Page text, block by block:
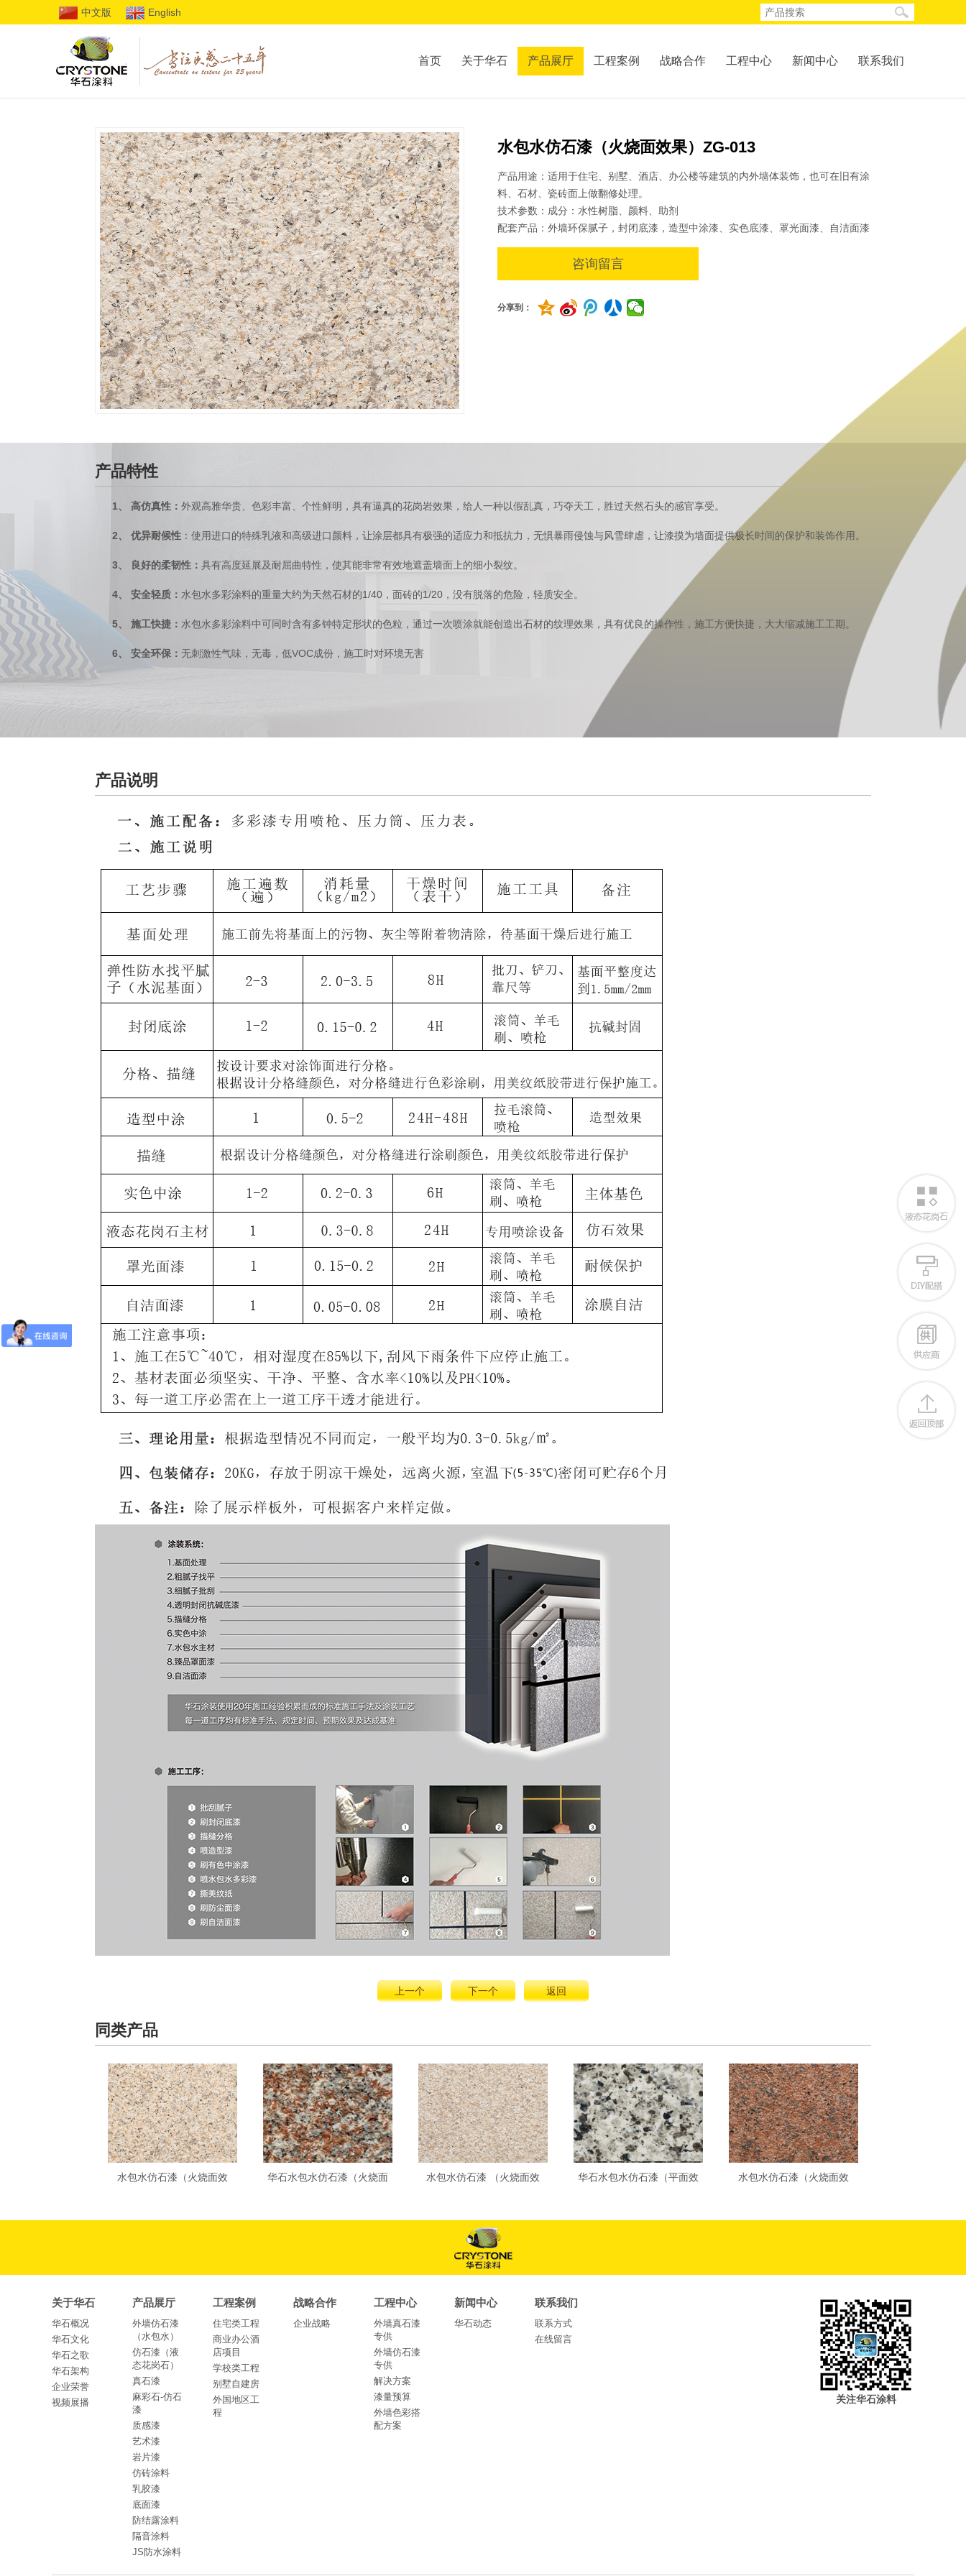
中文版 English
首页 关于华石 产品展厅 工程案例 战略合作 工程中心 新闻中心 联系我们
水包水仿石漆（火烧面效果）ZG-013
产品用途：适用于住宅、别墅、酒店、办公楼等建筑的内外墙体装饰，也可在旧有涂
料、石材、瓷砖面上做翻修处理。
技术参数：成分：水性树脂、颜料、助剂
配套产品：外墙环保腻子，封闭底漆，造型中涂漆、实色底漆、罩光面漆、自洁面漆
咨询留言
分享到：
产品特性
1、 高仿真性 ： 外观高雅华贵、色彩丰富、个性鲜明，具有逼真的花岗岩效果，给人一种以假乱真，巧夺天工，胜过天然石头的感官享受。
2、 优异耐候性 ：使用进口的特殊乳液和高级进口颜料，让涂层都具有极强的适应力和抵抗力，无惧暴雨侵蚀与风雪肆虐，让漆摸为墙面提供极长时间的保护和装饰作用。
3、 良好的柔韧性： 具有高度延展及耐屈曲特性，使其能非常有效地遮盖墙面上的细小裂纹。
4、 安全轻质 ： 水包水多彩涂料的重量大约为天然石材的1/40 ，面砖的1/20 ，没有脱落的危险，轻质安全。
5、 施工快捷 ： 水包水多彩涂料中可同时含有多钟特定形状的色粒，通过一次喷涂就能创造出石材的纹理效果，具有优良的操作性，施工方便快捷，大大缩减施工工期。
6、 安全环保 ： 无刺激性气味，无毒，低VOC成份，施工时对环境无害
产品说明
上一个 下一个 返回
同类产品
水包水仿石漆（火烧面效 华石水包水仿石漆（火烧面 水包水仿石漆 （火烧面效 华石水包水仿石漆（平面效 水包水仿石漆（火烧面效
关于华石
华石概况
华石文化
华石之歌
华石架构
企业荣誉
视频展播
产品展厅
外墙仿石漆
（水包水）
仿石漆（液
态花岗石）
真石漆
麻彩石-仿石
漆
质感漆
艺术漆
岩片漆
仿砖涂料
乳胶漆
底面漆
防结露涂料
隔音涂料
JS防水涂料
工程案例
住宅类工程
商业办公酒
店项目
学校类工程
别墅自建房
外国地区工
程
战略合作
企业战略
工程中心
外墙真石漆
专供
外墙仿石漆
专供
解决方案
漆量预算
外墙色彩搭
配方案
新闻中心
华石动态
联系我们
联系方式
在线留言
关注华石涂料